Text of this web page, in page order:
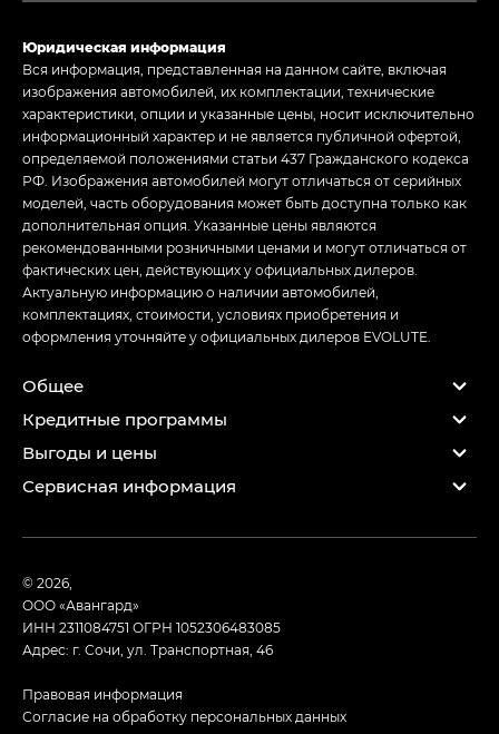
Юридическая информация
Вся информация, представленная на данном сайте, включая
изображения автомобилей, их комплектации, технические
характеристики, опции и указанные цены, носит исключительно
информационный характер и не является публичной офертой,
определяемой положениями статьи 437 Гражданского кодекса
РФ. Изображения автомобилей могут отличаться от серийных
моделей, часть оборудования может быть доступна только как
дополнительная опция. Указанные цены являются
рекомендованными розничными ценами и могут отличаться от
фактических цен, действующих у официальных дилеров.
Актуальную информацию о наличии автомобилей,
комплектациях, стоимости, условиях приобретения и
оформления уточняйте у официальных дилеров EVOLUTE.
Общее
Кредитные программы
Выгоды и цены
Сервисная информация
© 2026,
ООО «Авангард»
ИНН 2311084751 ОГРН 1052306483085
Адрес: г. Сочи, ул. Транспортная, 46
Правовая информация
Согласие на обработку персональных данных